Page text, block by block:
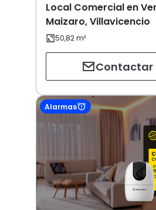
Local Comercial en
Maizaro, Villavicencio
Contactar
Alarmas